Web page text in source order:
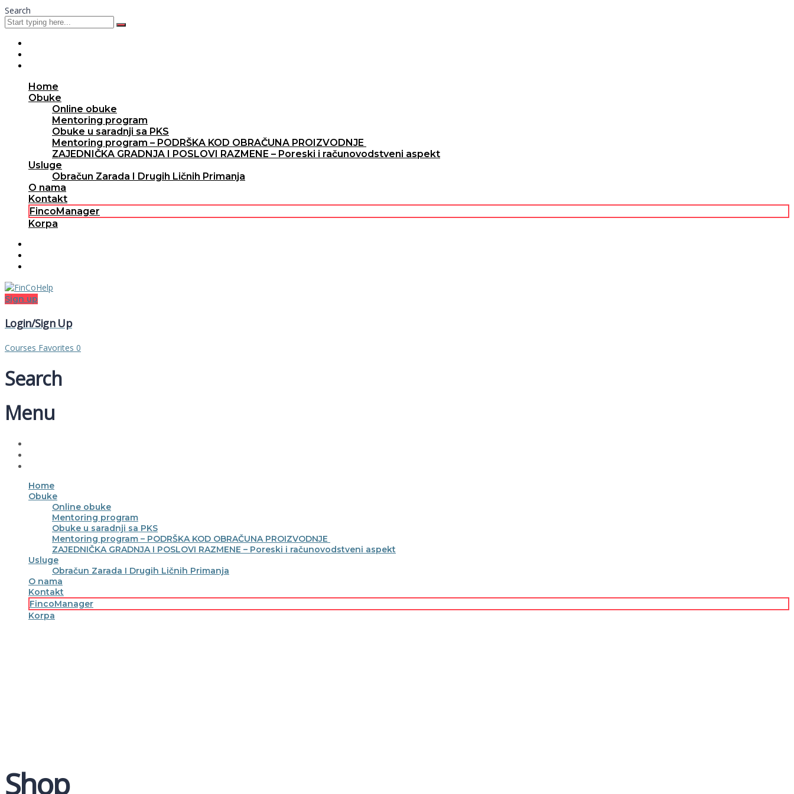
Search
Home
Obuke
Online obuke
Mentoring program
Obuke u saradnji sa PKS
Mentoring program – PODRŠKA KOD OBRAČUNA PROIZVODNJE
ZAJEDNIČKA GRADNJA I POSLOVI RAZMENE – Poreski i računovodstveni aspekt
Usluge
Obračun Zarada I Drugih Ličnih Primanja
O nama
Kontakt
FincoManager
Korpa
Sign up
Login/Sign Up
Courses Favorites 0
Search
Menu
Home
Obuke
Online obuke
Mentoring program
Obuke u saradnji sa PKS
Mentoring program – PODRŠKA KOD OBRAČUNA PROIZVODNJE
ZAJEDNIČKA GRADNJA I POSLOVI RAZMENE – Poreski i računovodstveni aspekt
Usluge
Obračun Zarada I Drugih Ličnih Primanja
O nama
Kontakt
FincoManager
Korpa
Shop